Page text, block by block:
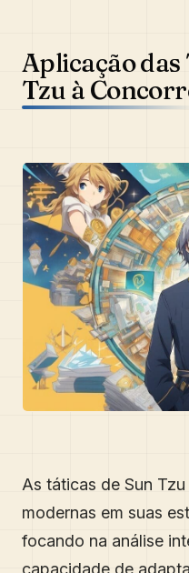
Aplicação das
Tzu à
As táticas de Sun
modernas em suas
focando na análise
capacidade de